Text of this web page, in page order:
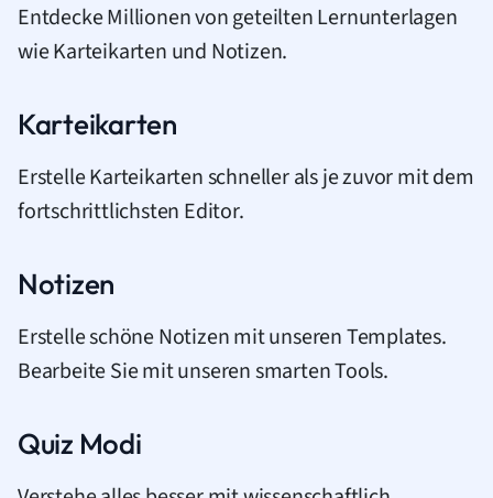
Entdecke Millionen von geteilten Lernunterlagen
wie Karteikarten und Notizen.
Karteikarten
Erstelle Karteikarten schneller als je zuvor mit dem
fortschrittlichsten Editor.
Notizen
Erstelle schöne Notizen mit unseren Templates.
Bearbeite Sie mit unseren smarten Tools.
Quiz Modi